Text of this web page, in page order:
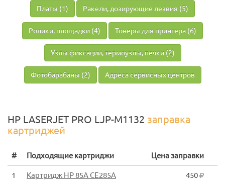
Платы (1) Ракели, дозирующие лезвия (5)
Ролики, площадки (4) Тонеры для принтера (6)
Узлы фиксации, термоузлы, печки (2)
Фотобарабаны (2) Адреса сервисных центров
HP LASERJET PRO LJP-M1132 заправка
картриджей
# Подходящие картриджи Цена заправки
1 Картридж HP 85A CE285A 450